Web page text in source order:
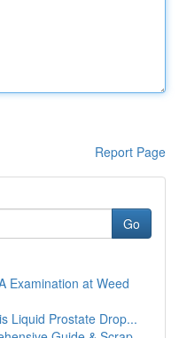
Report Page
Go
Examination at Weed
Liquid Prostate Drop...